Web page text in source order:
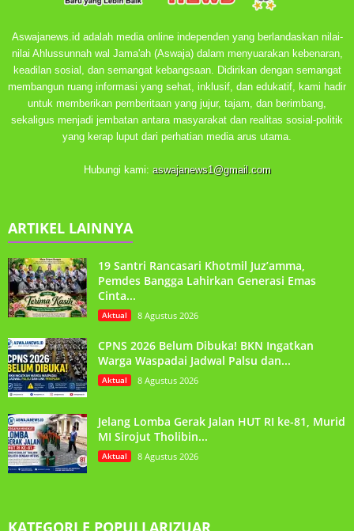
Aswajanews.id adalah media online independen yang berlandaskan nilai-
nilai Ahlussunnah wal Jama'ah (Aswaja) dalam menyuarakan kebenaran,
keadilan sosial, dan semangat kebangsaan. Didirikan dengan semangat
membangun ruang informasi yang sehat, inklusif, dan edukatif, kami hadir
untuk memberikan pemberitaan yang jujur, tajam, dan berimbang,
sekaligus menjadi jembatan antara masyarakat dan realitas sosial-politik
yang kerap luput dari perhatian media arus utama.
Hubungi kami: aswajanews1@gmail.com
ARTIKEL LAINNYA
19 Santri Rancasari Khotmil Juz’amma,
Pemdes Bangga Lahirkan Generasi Emas
Cinta...
Aktual 8 Agustus 2026
CPNS 2026 Belum Dibuka! BKN Ingatkan
Warga Waspadai Jadwal Palsu dan...
Aktual 8 Agustus 2026
Jelang Lomba Gerak Jalan HUT RI ke-81, Murid
MI Sirojut Tholibin...
Aktual 8 Agustus 2026